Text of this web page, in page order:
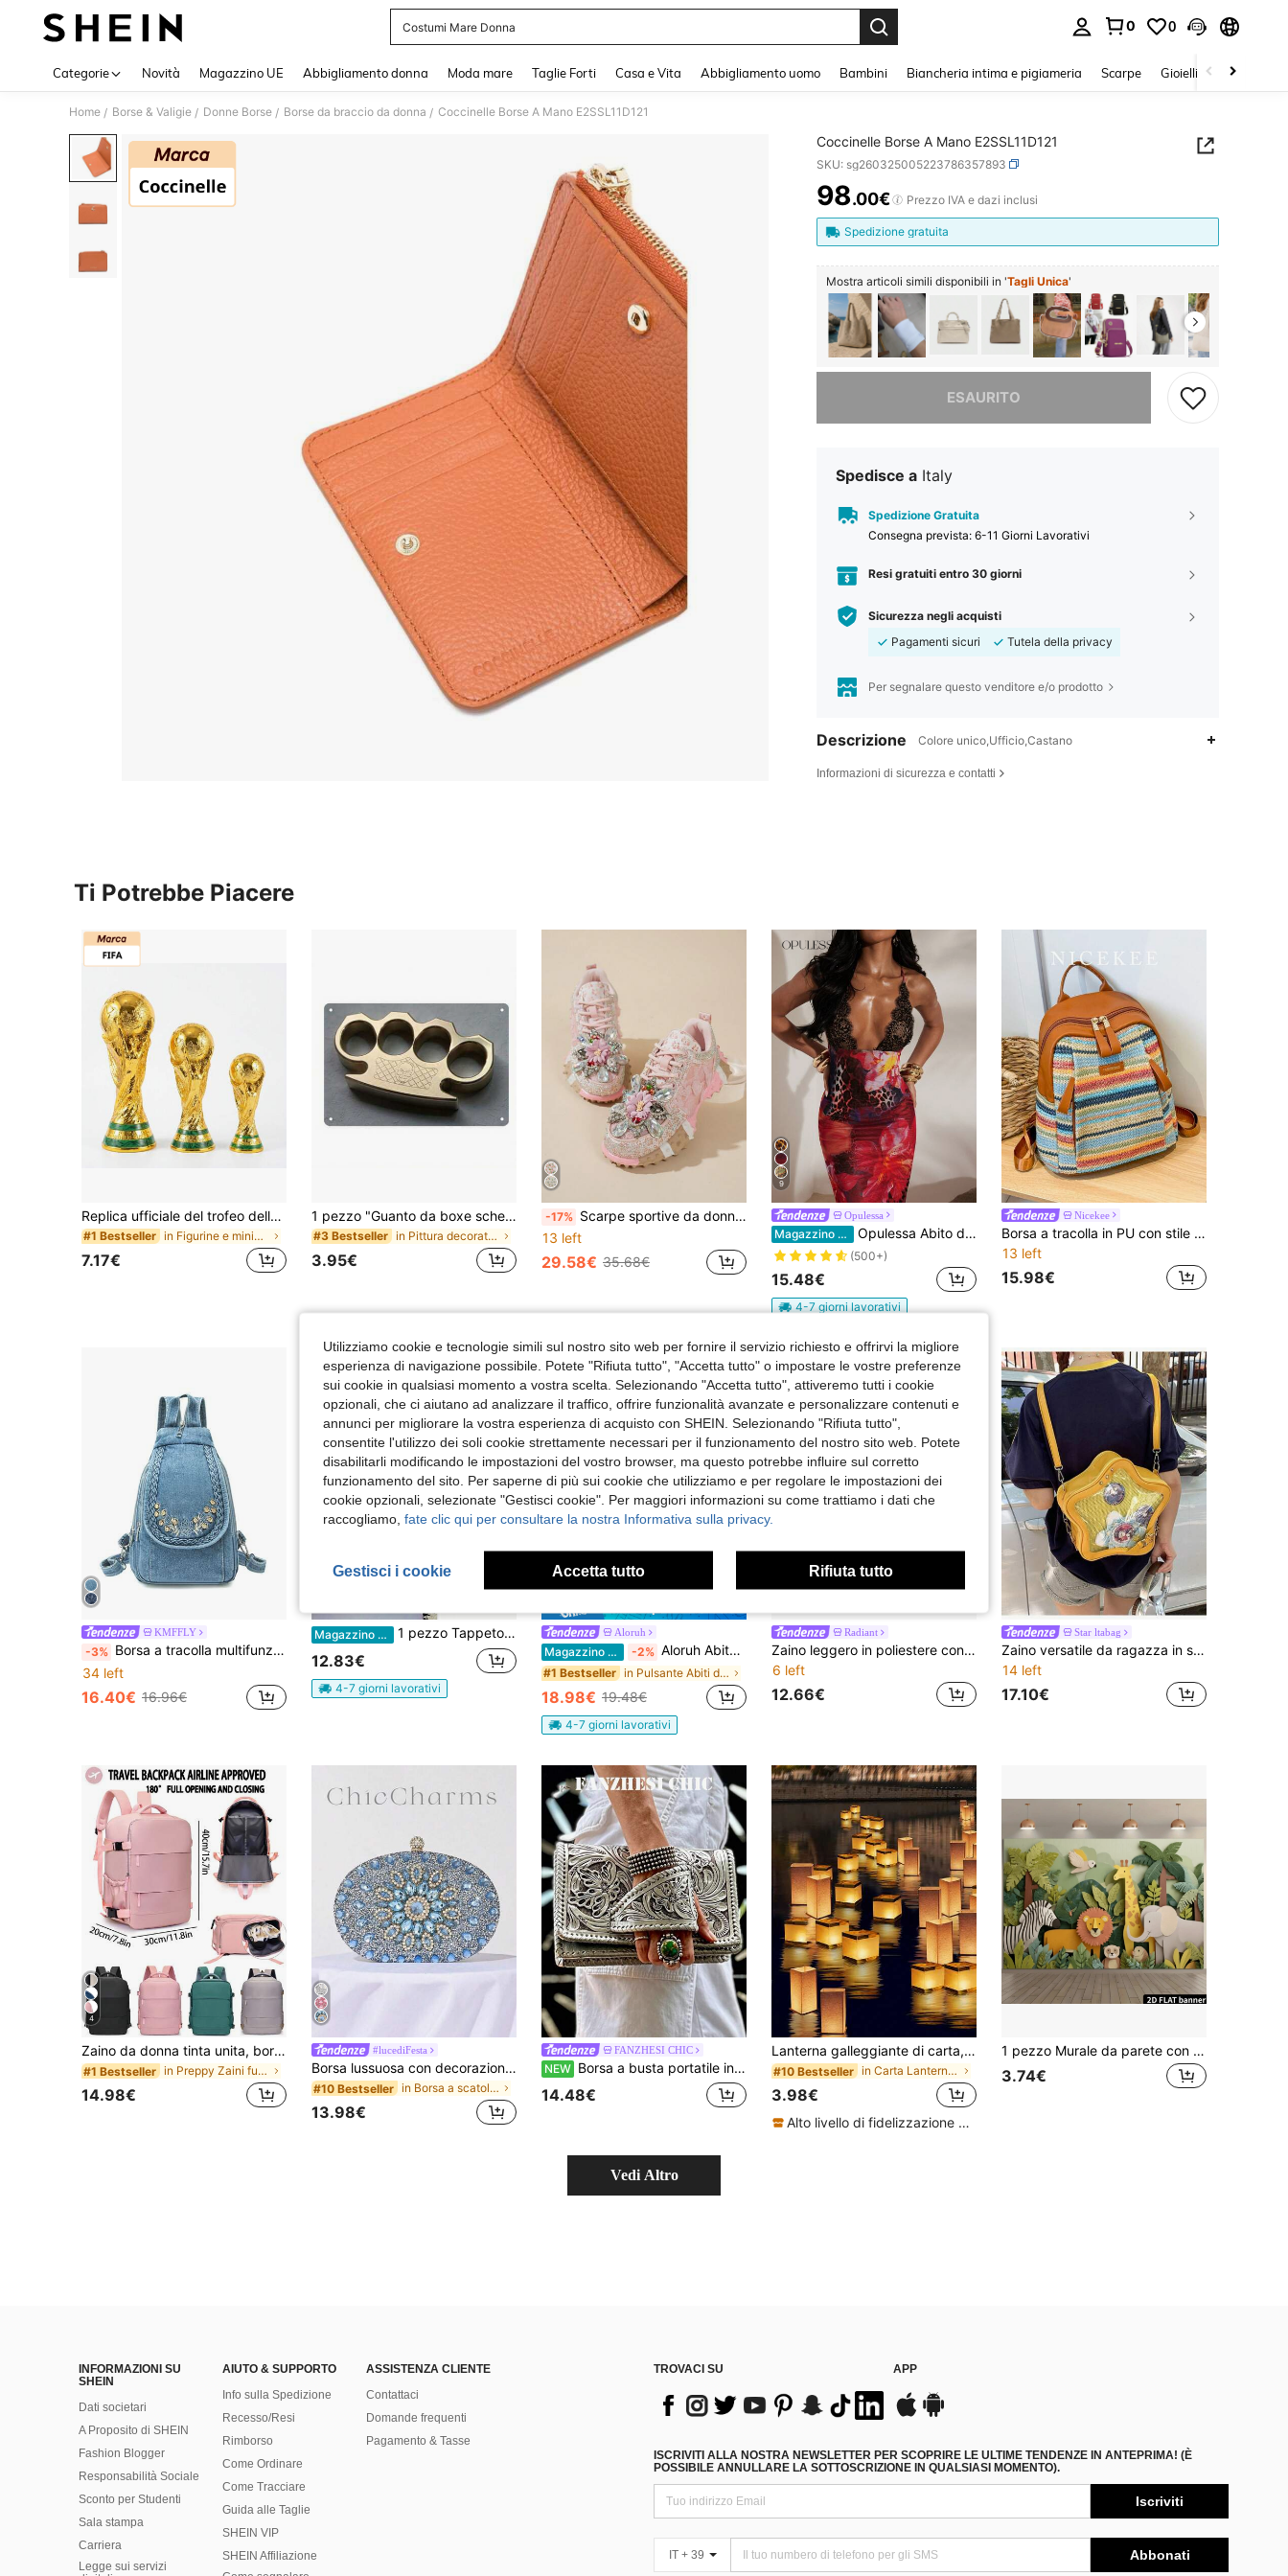
Costumi Mare Donna
0 0
Categorie Novità Magazzino UE Abbigliamento donna Moda mare Taglie Forti Casa e Vita Abbigliamento uomo Bambini Biancheria intima e pigiameria Scarpe Gioielli E Accessori
Home / Borse & Valigie / Donne Borse / Borse da braccio da donna / Coccinelle Borse A Mano E2SSL11D121
Coccinelle Borse A Mano E2SSL11D121
SKU: sg260325005223786357893
PRICE AND AVAILABILITY
98.00€ Prezzo IVA e dazi inclusi
Spedizione gratuita
Mostra articoli simili disponibili in 'Tagli Unica'
ESAURITO
Ci dispiace, questo prodotto è esaurito
Spedisce a Italy
Spedizione Gratuita
Consegna prevista: 6-11 Giorni Lavorativi
Resi gratuiti entro 30 giorni
Sicurezza negli acquisti
Pagamenti sicuri
Tutela della privacy
Per segnalare questo venditore e/o prodotto
Descrizione Colore unico,Ufficio,Castano
Informazioni di sicurezza e contatti
Ti Potrebbe Piacere
Replica ufficiale del trofeo della Coppa del Mondo FIFA 2026, statua in resina della Coppa del Campione dorata, souvenir da collezione di calcio, decorazione da scrivania per casa e ufficio, regalo commemorativo sportivo per fan del calcio
#1 Bestseller in Figurine e miniature
7.17€
1 pezzo "Guanto da boxe scheletrico" Cartello in metallo, adatto per decorazione da parete, decorazione da giardino, decorazione da garage, stile fattoria, decorazione da caffè, ristorante, bar, club, anche un'ottima scelta regalo per le vacanze
#3 Bestseller in Pittura decorativa e calligrafia
3.95€
-17% Scarpe sportive da donna con decorazioni floreali, scarpe casual con zeppa in pizzo traspirante, scarpe da donna basse con lacci e strass per molteplici occasioni
13 left
29.58€ 35.68€
9
Opulessa
Magazzino EU Opulessa Abito da donna estivo anni '70 rosso scuro in maglia con stampa a rete, spalline sottili e scollo a V, aderente, abito da festa con scollatura trasparente, elegante abito da sera di lusso
(500+)
15.48€
4-7 giorni lavorativi
Nicekee
Borsa a tracolla in PU con stile patchwork a righe Dopamine per le vacanze, design elegante e raffinato con colori a contrasto, zaino casual adatto per viaggi e shopping
13 left
15.98€
KMFFLY
-3% Borsa a tracolla multifunzionale alla moda da donna, borsa morbida da petto, piccolo zaino, estate 2026
34 left
16.40€ 16.96€
Magazzino EU 1 pezzo Tappeto da corridoio minimalista bianco, larghezza 99,99 cm, disponibile in più misure, adatto per matrimoni, feste ed eventi a tema, tappeti per corridoio interno/esterno, tappeto decorativo per celebrazioni, tappeti grandi, tappeti ovali, decorazione per banchetti, rivestimento elegante per pavimenti, design minimalista, tessuto di alta qualità, materiale durevole, tappeti per eventi, pianificazione di matrimoni, decorazione per la casa
12.83€
4-7 giorni lavorativi
36
Aloruh
Magazzino EU -2% Aloruh Abito corto elegante da donna con fiocco al collo, di colore giallo chiaro
#1 Bestseller in Pulsante Abiti da donna
18.98€ 19.48€
4-7 giorni lavorativi
Radiant
Zaino leggero in poliestere con stampa floreale stile college, con tasche laterali, adatto per uso quotidiano e viaggi degli studenti
6 left
12.66€
Star ltabag
Zaino versatile da ragazza in stile universitario, con grande capacità, stile Lolita Harajuku giapponese, con stella a cinque punte trasparente e bambola, adatto per danza e cosplay casual
14 left
17.10€
4
Zaino da donna tinta unita, borsa da viaggio di grande capacità, zaino per laptop da ufficio, pendolarismo e campus. Soddisfa i requisiti per il bagaglio a mano delle compagnie aeree, senza necessità di imbarcare il bagaglio. Design completamente apribile a 180°, compartimento principale e compartimento indipendente per le scarpe che possono essere completamente aperti, comodo per riporre scarpe, borse da toilette e altri piccoli oggetti. Adatto per viaggi di lavoro o di piacere. Disponibile in più colori, un accessorio pratico essenziale per il viaggio, il lavoro e il fine settimana
#1 Bestseller in Preppy Zaini funzionali da donna
14.98€
#lucediFesta
Borsa lussuosa con decorazione in strass scintillante, piccola pochette elegante da sera, da cerimonia, da matrimonio, con catena in metallo, borsetta da donna alla moda, borsa da sposa
#10 Bestseller in Borsa a scatola Borse da sera da donna
13.98€
FANZHESI CHIC
NEW Borsa a busta portatile in PU intagliata argento, stile borsa da sera con patta, texture floreale 3D in rilievo con bordi cuciti a mano, design asimmetrico della patta con strati distinti, corpo rigido strutturato per un look affilato, perfetta per foto di viaggio e atmosfera. Adatta per outfit da vacanza per donne, fashioniste in stile western, ideale per vacanze al mare, feste e fotografia di strada
14.48€
Lanterna galleggiante di carta, lanterna commemorativa quadrata dorata + bianca per candela, decorativa per matrimoni all'aperto, prato, piscina, lanterna da tavolo per desideri (candela non inclusa)
#10 Bestseller in Carta Lanterne e Lanterne Cielo
3.98€
Alto livello di fidelizzazione dei clienti
1 pezzo Murale da parete con scena di animali selvatici colorati e foglie verdi, in stile di taglio di carta carino, tema di sogno della giungla
3.74€
Vedi Altro
INFORMAZIONI SU
SHEIN
Dati societari
A Proposito di SHEIN
Fashion Blogger
Responsabilità Sociale
Sconto per Studenti
Sala stampa
Carriera
Legge sui servizi
AIUTO & SUPPORTO
Info sulla Spedizione
Recesso/Resi
Rimborso
Come Ordinare
Come Tracciare
Guida alle Taglie
SHEIN VIP
SHEIN Affiliazione
ASSISTENZA CLIENTE
Contattaci
Domande frequenti
Pagamento & Tasse
TROVACI SU APP
ISCRIVITI ALLA NOSTRA NEWSLETTER PER SCOPRIRE LE ULTIME TENDENZE IN ANTEPRIMA! (È
POSSIBILE ANNULLARE LA SOTTOSCRIZIONE IN QUALSIASI MOMENTO).
Iscriviti
IT + 39 Abbonati
Utilizziamo cookie e tecnologie simili sul nostro sito web per fornire il servizio richiesto e offrirvi la migliore
esperienza di navigazione possibile. Potete "Rifiuta tutto", "Accetta tutto" o impostare le vostre preferenze
sui cookie in qualsiasi momento a vostra scelta. Selezionando "Accetta tutto", attiveremo tutti i cookie
opzionali, che ci aiutano ad analizzare il traffico, offrire funzionalità avanzate e personalizzare contenuti e
annunci per migliorare la vostra esperienza di acquisto con SHEIN. Selezionando "Rifiuta tutto",
consentite l'utilizzo dei soli cookie strettamente necessari per il funzionamento del nostro sito web. Potete
disabilitarli modificando le impostazioni del vostro browser, ma questo potrebbe influire sul corretto
funzionamento del sito. Per saperne di più sui cookie che utilizziamo e per regolare le impostazioni dei
cookie opzionali, selezionate "Gestisci cookie". Per maggiori informazioni su come trattiamo i dati che
raccogliamo, fate clic qui per consultare la nostra Informativa sulla privacy.
Gestisci i cookie Accetta tutto Rifiuta tutto